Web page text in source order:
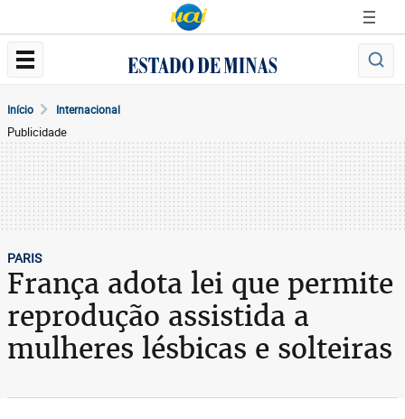
Início Internacional
Publicidade
PARIS
França adota lei que permite
reprodução assistida a
mulheres lésbicas e solteiras